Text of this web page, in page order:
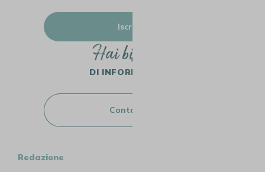
Iscriviti
Hai bisogno
DI INFORMAZIONI?
Contattaci
Redazione